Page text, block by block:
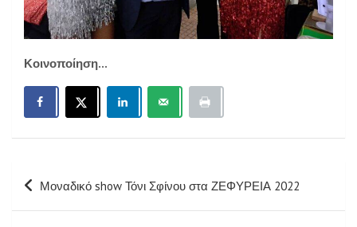
Κοινοποίηση...
Πλοήγηση
άρθρων
Μοναδικό show Τόνι Σφίνου στα ΖΕΦΥΡΕΙΑ 2022